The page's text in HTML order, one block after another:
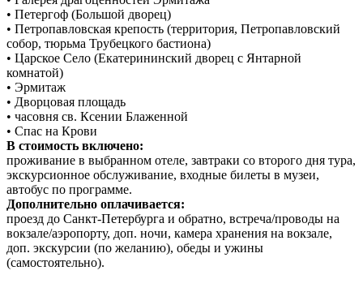
• Петергоф (Большой дворец)
• Петропавловская крепость (территория, Петропавловский
собор, тюрьма Трубецкого бастиона)
• Царское Село (Екатерининский дворец с Янтарной
комнатой)
• Эрмитаж
• Дворцовая площадь
• часовня св. Ксении Блаженной
• Спас на Крови
В стоимость включено:
проживание в выбранном отеле, завтраки со второго дня тура,
экскурсионное обслуживание, входные билеты в музеи,
автобус по программе.
Дополнительно оплачивается:
проезд до Санкт-Петербурга и обратно, встреча/проводы на
вокзале/аэропорту, доп. ночи, камера хранения на вокзале,
доп. экскурсии (по желанию), обеды и ужины
(самостоятельно).